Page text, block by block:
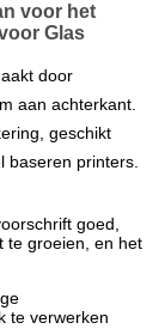
voor het
Glas
door
aan achterkant.
geschikt
baseren printers.
goed,
te groeien, en het
te verwerken